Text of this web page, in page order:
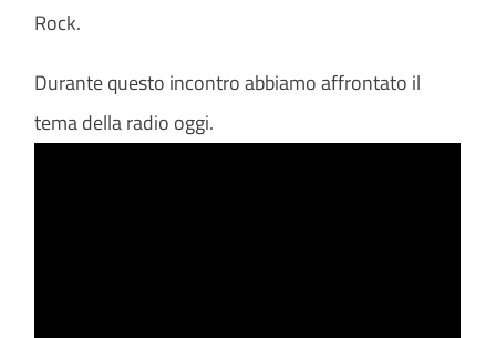
Rock.
Durante questo incontro abbiamo affrontato il
tema della radio oggi.